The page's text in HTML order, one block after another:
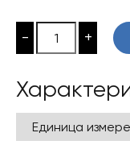
- +
Единица